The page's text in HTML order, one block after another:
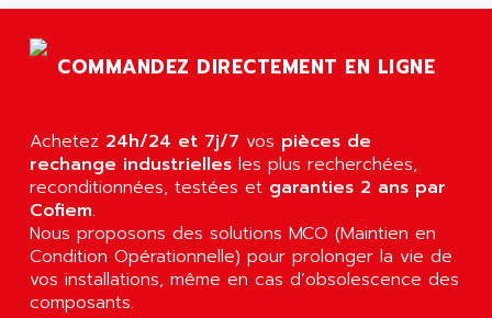
FLEX I/O
PANELVIEW 1000
NT620C
SIMATIC S5-101
SIMATIC TOUCH PANEL
S900 II
S900
AGUT
AHLBERG ELECTRONICS
AIR
AIR ET PULVERISATION
AIR LIQUIDE
AIR SYSTEMS
AIR WORTHINGTON CREYSSENSAC
AIRBUS
COMMANDEZ DIRECTEMENT EN LIGNE
Achetez 24h/24 et 7j/7 vos pièces de
rechange industrielles les plus recherchées,
reconditionnées, testées et garanties 2 ans par
Cofiem.
Nous proposons des solutions MCO (Maintien en
Condition Opérationnelle) pour prolonger la vie de
vos installations, même en cas d’obsolescence des
composants.